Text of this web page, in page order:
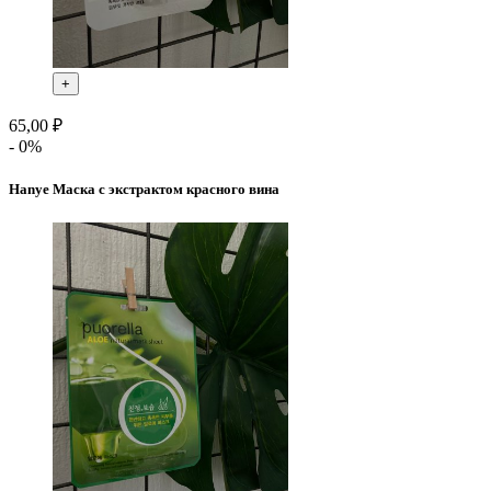
+
65,00 ₽
- 0%
Hanye Маска с экстрактом красного вина